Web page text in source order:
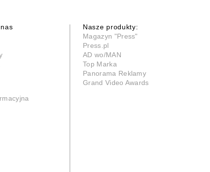
Nasze produkty:
Magazyn "Press"
Press.pl
AD wo/MAN
Top Marka
Panorama Reklamy
Grand Video Awards